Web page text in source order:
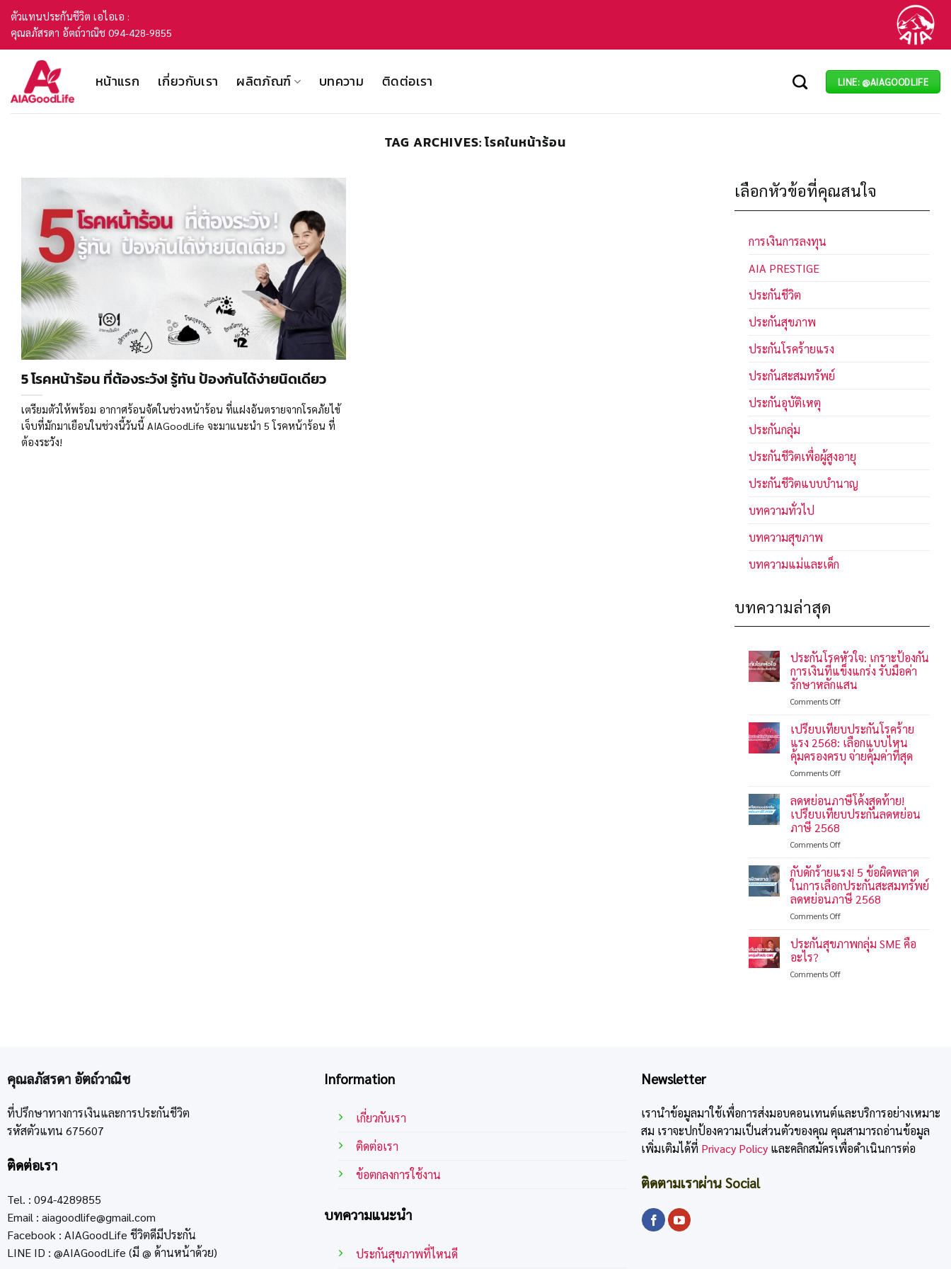
Skip
content
ตัวแทนประกันชีวิต เอไอเอ :
คุณลภัสรดา อัตถ์วาณิช 094-428-9855
หน้าแรก เกี่ยวกับเรา ผลิตภัณฑ์ บทความ ติดต่อเรา LINE: @AIAGOODLIFE
TAG ARCHIVES:โรคในหน้าร้อน
5 โรคหน้าร้อน ที่ต้องระวัง! รู้ทัน ป้องกันได้ง่ายนิดเดียว
เตรียมตัวให้พร้อม อากาศร้อนจัดในช่วงหน้าร้อน ที่แฝงอันตรายจากโรคภัยไข้
เจ็บที่มักมาเยือนในช่วงนี้วันนี้ AIAGoodLife จะมาแนะนำ 5 โรคหน้าร้อน ที่
ต้องระวัง!
เลือกหัวข้อที่คุณสนใจ
การเงินการลงทุน
AIA PRESTIGE
ประกันชีวิต
ประกันสุขภาพ
ประกันโรคร้ายแรง
ประกันสะสมทรัพย์
ประกันอุบัติเหตุ
ประกันกลุ่ม
ประกันชีวิตเพื่อผู้สูงอายุ
ประกันชีวิตแบบบำนาญ
บทความทั่วไป
บทความสุขภาพ
บทความแม่และเด็ก
บทความล่าสุด
ประกันโรคหัวใจ: เกราะป้องกัน
การเงินที่แข็งแกร่ง รับมือค่า
รักษาหลักแสน
Comments Offon
โรค
หัวใจ:
เกราะ
ป้องกัน
การ
ที่
แข็งแกร่ง
รับมือ
รักษา
แสน
เปรียบเทียบประกันโรคร้าย
แรง 2568: เลือกแบบไหน
คุ้มครองครบ จ่ายคุ้มค่าที่สุด
Comments Offon
เทียบ
ประกัน
โรค
แรง
เลือก
แบบ
ไหน
คุ้มครอง
ครบ
คุ้ม
ลดหย่อนภาษีโค้งสุดท้าย!
เปรียบเทียบประกันลดหย่อน
ภาษี 2568
Comments Offon
หย่อน
ภาษี
โค้ง
สุดท้าย!
เปรียบ
ประกัน
ภาษี
กับดักร้ายแรง! 5 ข้อผิดพลาด
ในการเลือกประกันสะสมทรัพย์
ลดหย่อนภาษี 2568
Comments Offon
ดัก
ร้าย
5
หย่อน
ภาษี
2568
ประกันสุขภาพกลุ่ม SME คือ
อะไร?
Comments Offon
คุณลภัสรดา อัตถ์วาณิช
ที่ปรึกษาทางการเงินและการประกันชีวิต
รหัสตัวแทน 675607
ติดต่อเรา
Tel. : 094-4289855
Email : aiagoodlife@gmail.com
Facebook : AIAGoodLife ชีวิตดีมีประกัน
LINE ID : @AIAGoodLife (มี @ ด้านหน้าด้วย)
Information
เกี่ยวกับเรา
ติดต่อเรา
ข้อตกลงการใช้งาน
บทความแนะนำ
ประกันสุขภาพที่ไหนดี
Newsletter
เรานำข้อมูลมาใช้เพื่อการส่งมอบคอนเทนต์และบริการอย่างเหมาะ
สม เราจะปกป้องความเป็นส่วนตัวของคุณ คุณสามารถอ่านข้อมูล
เพิ่มเติมได้ที่ Privacy Policy และคลิกสมัครเพื่อดำเนินการต่อ
ติดตามเราผ่าน Social